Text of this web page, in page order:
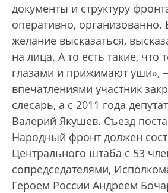
документы и структуру
оперативно, организованно.
желание высказаться,
на лица. А то есть такие, что
глазами и прижимают уши»,
впечатлениями участник
слесарь, а с 2011 года
Валерий Якушев. Съезд
Народный фронт должен
Центрального штаба с 53
сопредседателями,
Героем России Андреем